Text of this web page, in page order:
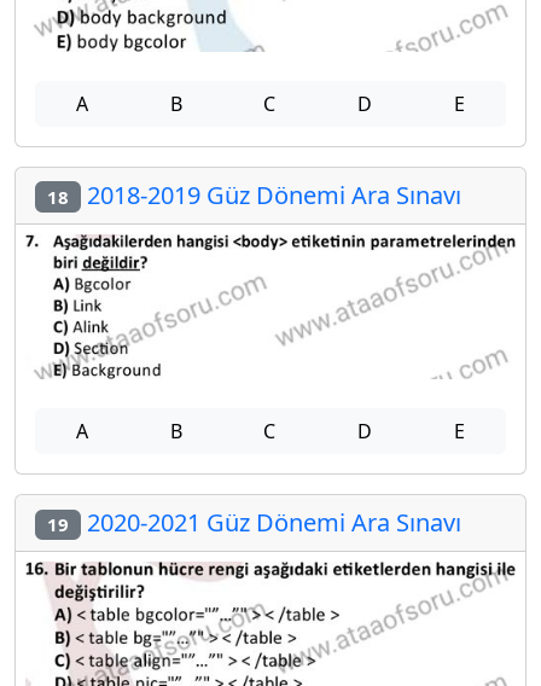
A B C D E
18 2018-2019 Güz Dönemi Ara Sınavı
A B C D E
19 2020-2021 Güz Dönemi Ara Sınavı